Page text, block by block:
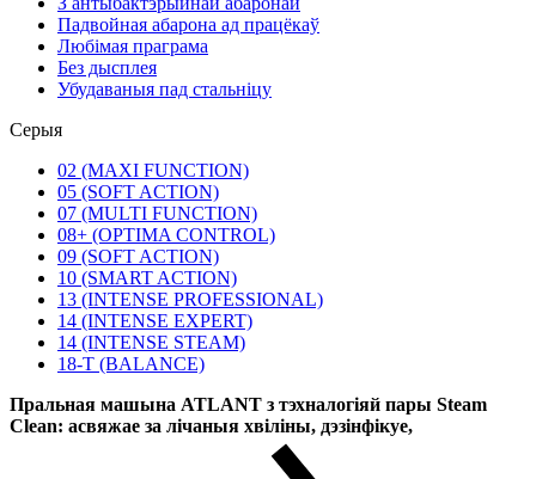
Падвойная абарона ад працёкаў
Любімая праграма
Без дысплея
Убудаваныя пад стальніцу
Серыя
02 (MAXI FUNCTION)
05 (SOFT ACTION)
07 (MULTI FUNCTION)
08+ (OPTIMA CONTROL)
09 (SOFT ACTION)
10 (SMART ACTION)
13 (INTENSE PROFESSIONAL)
14 (INTENSE EXPERT)
14 (INTENSE STEAM)
18-T (BALANCE)
Пральная машына ATLANT з тэхналогіяй пары Steam
Clean: асвяжае за лічаныя хвіліны, дэзінфікуе,